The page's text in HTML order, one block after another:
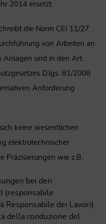
2014 ersetzt.
die Norm CEI 11/27
von Arbeiten an
Anlagen und in den Art.
D.lgs. 81/2008
Anforderung
keine wesentlichen
elektrotechnischer
Präzisierungen wie z.B.:
bei den
(responsabile
Responsabile dei Lavori)
della conduzione del